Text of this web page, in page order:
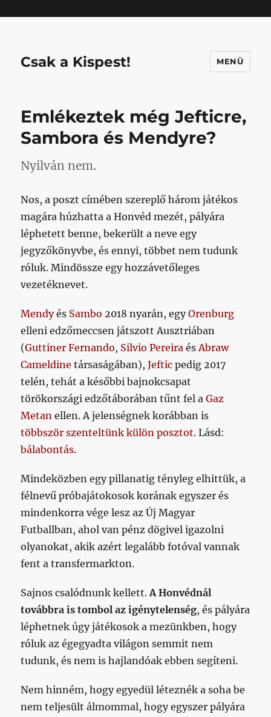
Csak a Kispest! MENÜ
Emlékeztek még Jefticre,
Sambora és Mendyre?
Nyilván nem.
Nos, a poszt címében szereplő három játékos
magára húzhatta a Honvéd mezét, pályára
léphetett benne, bekerült a neve egy
jegyzőkönyvbe, és ennyi, többet nem tudunk
róluk. Mindössze egy hozzávetőleges
vezetéknevet.
Mendyés Sambo 2018 nyarán, egyOrenburg
elleni edzőmeccsen játszott Ausztriában
(Guttiner Fernando, Silvio Pereira ésAbraw
Cameldine társaságában),Jeftic pedig 2017
telén, tehát a későbbi bajnokcsapat
törökországi edzőtáborában tűnt fel aGaz
Metan ellen. A jelenségnek korábban is
többször szenteltünk külön posztot. Lásd:
bálabontás.
Mindeközben egy pillanatig tényleg elhittük, a
félnevű próbajátokosok korának egyszer és
mindenkorra vége lesz az Új Magyar
Futballban, ahol van pénz dögivel igazolni
olyanokat, akik azért legalább fotóval vannak
fent a transfermarkton.
Sajnos csalódnunk kellett.A Honvédnál
továbbra is tombol az igénytelenség, és pályára
léphetnek úgy játékosok a mezünkben, hogy
róluk az égegyadta világon semmit nem
tudunk, és nem is hajlandóak ebben segíteni.
Nem hinném, hogy egyedül léteznék a soha be
nem teljesült álmommal, hogy egyszer pályára